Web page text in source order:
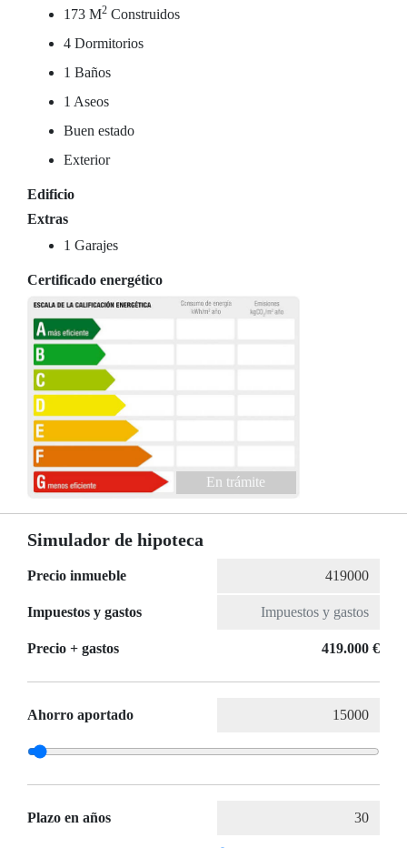
173 M2 Construidos
4 Dormitorios
1 Baños
1 Aseos
Buen estado
Exterior
Edificio
Extras
1 Garajes
Certificado energético
En trámite
Simulador de hipoteca
Precio inmueble
Impuestos y gastos
Precio + gastos 419.000 €
Ahorro aportado
Plazo en años